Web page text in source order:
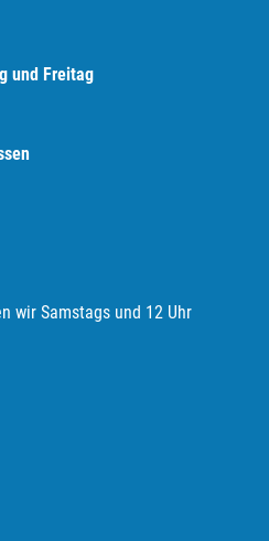
und Freitag
wir Samstags und 12 Uhr